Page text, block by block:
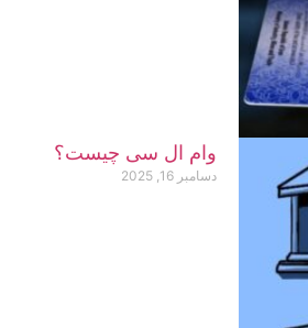
وام ال سی چیست؟
دسامبر 16, 2025